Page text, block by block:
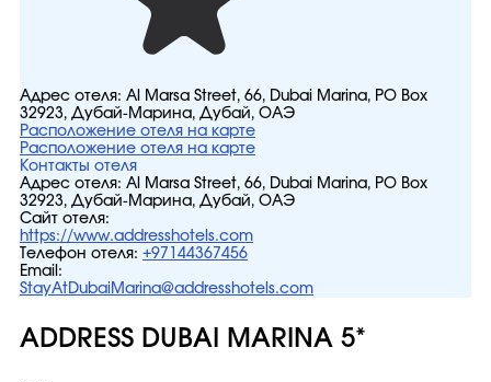
Адрес отеля: Al Marsa Street, 66, Dubai Marina, PO Box
32923, Дубай-Марина, Дубай, ОАЭ
Расположение отеля на карте
Расположение отеля на карте
Контакты отеля
Адрес отеля: Al Marsa Street, 66, Dubai Marina, PO Box
32923, Дубай-Марина, Дубай, ОАЭ
Сайт отеля:
https://www.addresshotels.com
Телефон отеля: +97144367456
Email:
StayAtDubaiMarina@addresshotels.com
ADDRESS DUBAI MARINA 5*